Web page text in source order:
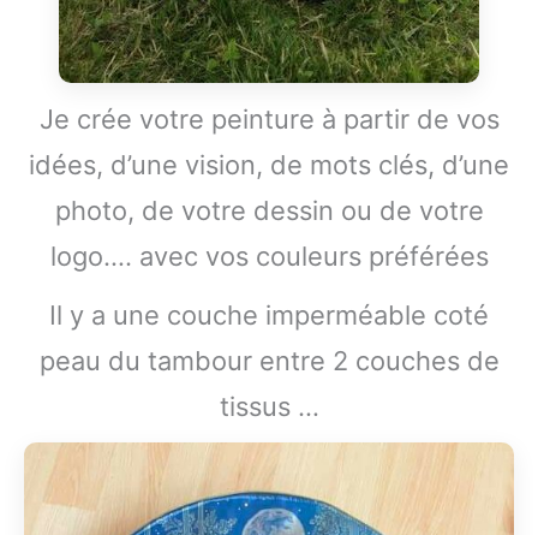
Je crée votre peinture à partir de vos
idées, d’une vision, de mots clés, d’une
photo, de votre dessin ou de votre
logo…. avec vos couleurs préférées
Il y a une couche imperméable coté
peau du tambour entre 2 couches de
tissus …